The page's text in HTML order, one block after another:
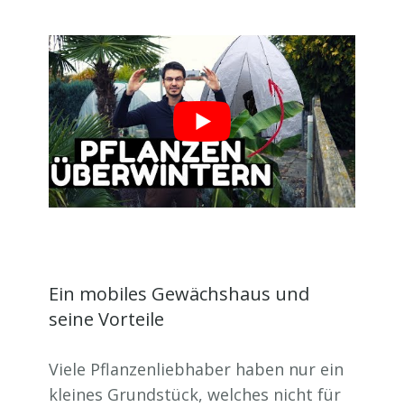
Ein mobiles Gewächshaus und
seine Vorteile
Viele Pflanzenliebhaber haben nur ein
kleines Grundstück, welches nicht für